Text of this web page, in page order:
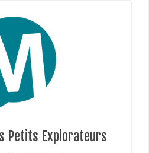
Petits Explorateurs